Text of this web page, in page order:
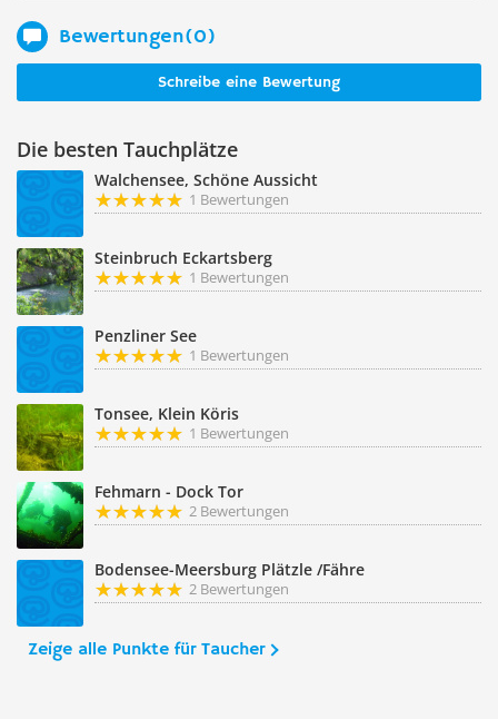
Bewertungen(0)
Schreibe eine Bewertung
Die besten Tauchplätze
Walchensee, Schöne Aussicht
1 Bewertungen
Steinbruch Eckartsberg
1 Bewertungen
Penzliner See
1 Bewertungen
Tonsee, Klein Köris
1 Bewertungen
Fehmarn - Dock Tor
2 Bewertungen
Bodensee-Meersburg Plätzle /Fähre
2 Bewertungen
Zeige alle Punkte für Taucher